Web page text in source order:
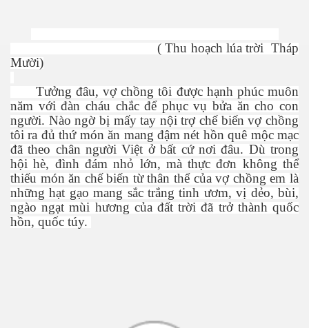
( Thu hoạch lúa trời Tháp
Mười)
Tưởng đâu, vợ chồng tôi được hạnh phúc muôn
năm với đàn cháu chắc để phục vụ bửa ăn cho con
người. Nào ngờ bị mấy tay nội trợ chế biến vợ chồng
tôi ra đủ thứ món ăn mang đậm nét hồn quê mộc mạc
đã theo chân người Việt ở bất cứ nơi đâu. Dù trong
hội hè, đình đám nhỏ lớn, mà thực đơn không thể
thiếu món ăn chế biến từ thân thể của vợ chồng em là
những hạt gạo mang sắc trắng tinh ươm, vị dẻo, bùi,
ngào ngạt mùi hương của đất trời đã trở thành quốc
hồn, quốc túy.